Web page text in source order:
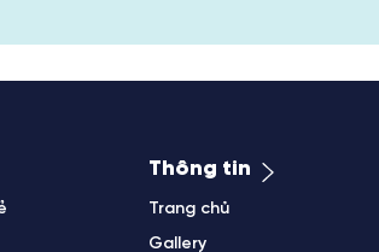
Thông tin
Trang chủ
Gallery